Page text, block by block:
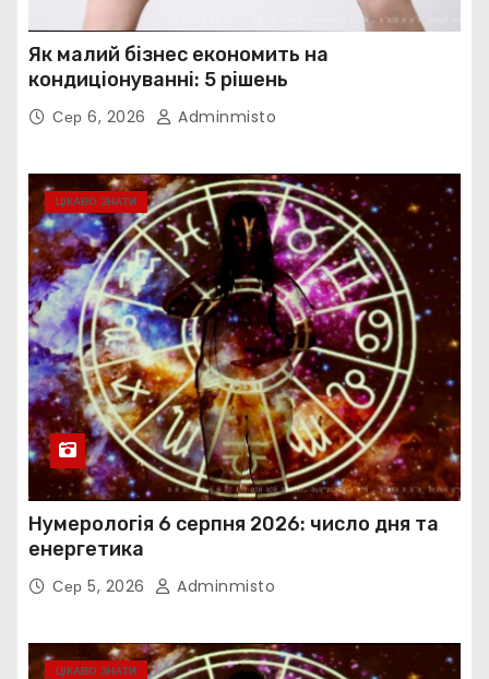
Як малий бізнес економить на
кондиціонуванні: 5 рішень
Сер 6, 2026 Adminmisto
ЦІКАВО ЗНАТИ
Нумерологія 6 серпня 2026: число дня та
енергетика
Сер 5, 2026 Adminmisto
ЦІКАВО ЗНАТИ